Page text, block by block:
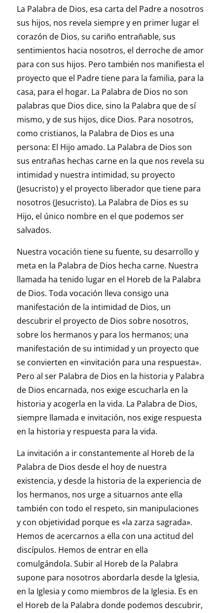
La Palabra de Dios, esa carta del Padre a nosotros
sus hijos, nos revela siempre y en primer lugar el
corazón de Dios, su cariño entrañable, sus
sentimientos hacia nosotros, el derroche de amor
para con sus hijos. Pero también nos manifiesta el
proyecto que el Padre tiene para la familia, para la
casa, para el hogar. La Palabra de Dios no son
palabras que Dios dice, sino la Palabra que de sí
mismo, y de sus hijos, dice Dios. Para nosotros,
como cristianos, la Palabra de Dios es una
persona: El Hijo amado. La Palabra de Dios son
sus entrañas hechas carne en la que nos revela su
intimidad y nuestra intimidad, su proyecto
(Jesucristo) y el proyecto liberador que tiene para
nosotros (Jesucristo). La Palabra de Dios es su
Hijo, el único nombre en el que podemos ser
salvados.
Nuestra vocación tiene su fuente, su desarrollo y
meta en la Palabra de Dios hecha carne. Nuestra
llamada ha tenido lugar en el Horeb de la Palabra
de Dios. Toda vocación lleva consigo una
manifestación de la intimidad de Dios, un
descubrir el proyecto de Dios sobre nosotros,
sobre los hermanos y para los hermanos; una
manifestación de su intimidad y un proyecto que
se convierten en «invitación para una respuesta».
Pero al ser Palabra de Dios en la historia y Palabra
de Dios encarnada, nos exige escucharla en la
historia y acogerla en la vida. La Palabra de Dios,
siempre llamada e invitación, nos exige respuesta
en la historia y respuesta para la vida.
La invitación a ir constantemente al Horeb de la
Palabra de Dios desde el hoy de nuestra
existencia, y desde la historia de la experiencia de
los hermanos, nos urge a situarnos ante ella
también con todo el respeto, sin manipulaciones
y con objetividad porque es «la zarza sagrada».
Hemos de acercarnos a ella con una actitud del
discípulos. Hemos de entrar en ella
comulgándola. Subir al Horeb de la Palabra
supone para nosotros abordarla desde la Iglesia,
en la Iglesia y como miembros de la Iglesia. Es en
el Horeb de la Palabra donde podemos descubrir,